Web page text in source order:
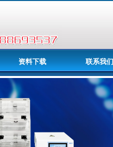
资料下载 联系我们